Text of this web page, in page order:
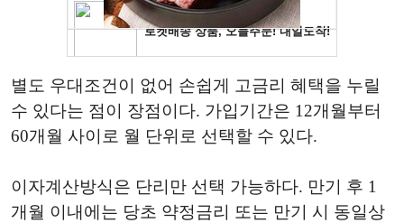
별도 우대조건이 없어 손쉽게 고금리 혜택을 누릴
수 있다는 점이 장점이다. 가입기간은 12개월부터
60개월 사이로 월 단위로 선택할 수 있다.
이자계산방식은 단리만 선택 가능하다. 만기 후 1
개월 이내에는 당초 약정금리 또는 만기 시 동일상